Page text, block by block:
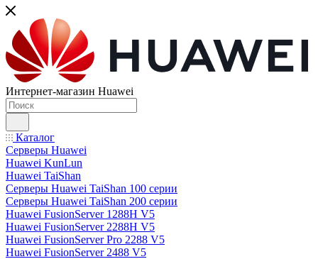
Интернет-магазин Huawei
Каталог
Серверы Huawei
Huawei KunLun
Huawei TaiShan
Серверы Huawei TaiShan 100 серии
Серверы Huawei TaiShan 200 серии
Huawei FusionServer 1288H V5
Huawei FusionServer 2288H V5
Huawei FusionServer Pro 2288 V5
Huawei FusionServer 2488 V5